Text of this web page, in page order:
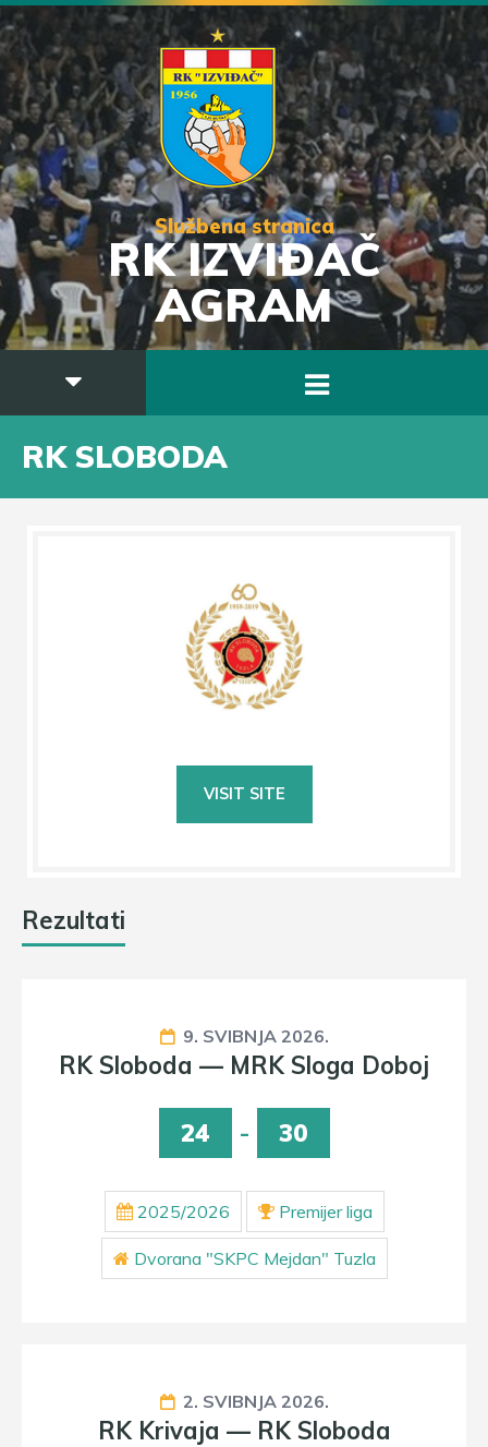
Službena stranica
RK IZVIĐAČ
AGRAM
RK SLOBODA
Rezultati
9. SVIBNJA 2026.
RK Sloboda — MRK Sloga Doboj
24 - 30
2025/2026 Premijer liga
Dvorana "SKPC Mejdan" Tuzla
2. SVIBNJA 2026.
RK Krivaja — RK Sloboda